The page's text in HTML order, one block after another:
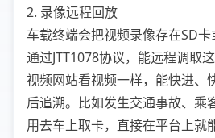
2. 录像远程回放
车载终端会把视频录像存在SD
通过JTT1078协议，能远程调取
视频网站看视频一样，能快进、
后追溯。比如发生交通事故、乘
用去车上取卡，直接在平台上就